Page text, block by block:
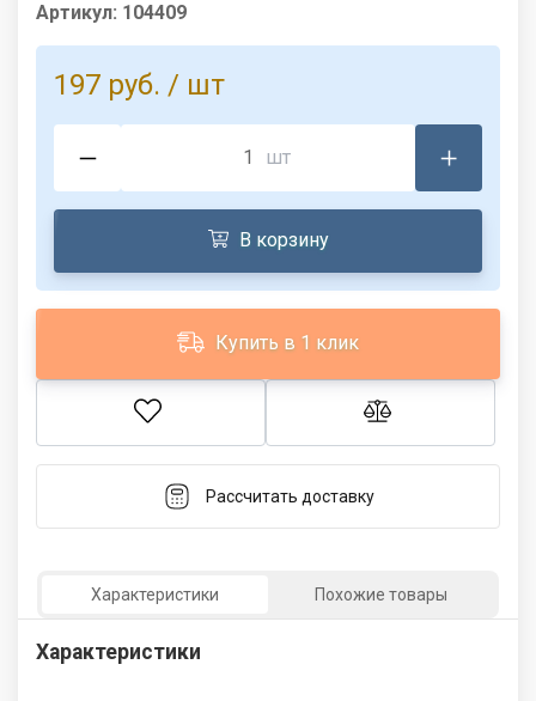
Артикул: 104409
197 руб. / шт
шт
В корзину
Купить в 1 клик
Рассчитать доставку
Характеристики Похожие товары
Характеристики